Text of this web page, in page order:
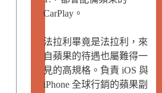
CarPlay。
法拉利畢竟是法拉利，來
自蘋果的待遇也屬難得一
見的高規格。負責 iOS 與
iPhone 全球行銷的蘋果副